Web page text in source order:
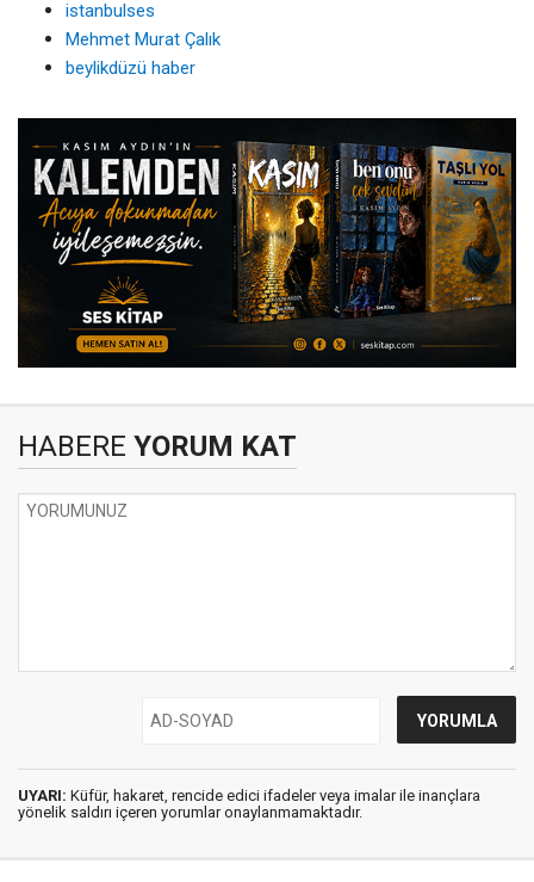
istanbulses
Mehmet Murat Çalık
beylikdüzü haber
HABERE YORUM KAT
UYARI: Küfür, hakaret, rencide edici ifadeler veya imalar ile inançlara
yönelik saldırı içeren yorumlar onaylanmamaktadır.